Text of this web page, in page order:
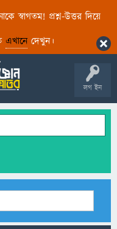
স্বাগতম! প্রশ্ন-উত্তর দিয়ে
এখানেদেখুন।
লগ ইন